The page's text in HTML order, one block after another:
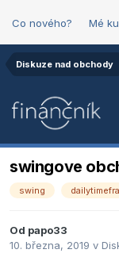
Co nového? Mé
Diskuze nad obchody
swingove
swing
Od papo33
10. března, 2019 v